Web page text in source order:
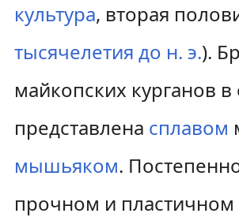
культура, вторая
тысячелетия до н. э.).
майкопских курганов
представлена сплавом
мышьяком.
прочном и пластичном